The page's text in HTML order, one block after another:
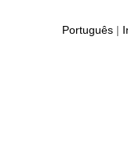
Português |